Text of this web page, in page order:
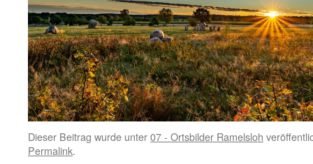
Dieser Beitrag wurde unter07 - Ortsbilder Ramelsloh
Permalink.